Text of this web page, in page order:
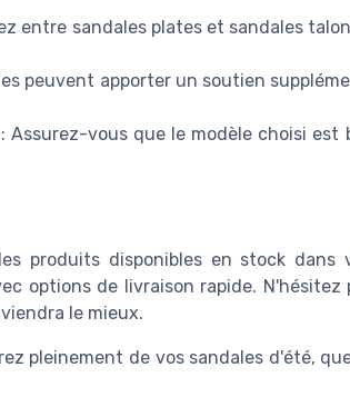
entre sandales plates et sandales
peuvent apporter un soutien
: Assurez-vous que le modèle choisi est
produits disponibles en stock dans
options de livraison rapide. N'hésitez
le mieux.
pleinement de vos sandales d'été,